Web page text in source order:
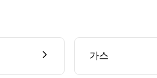
가스